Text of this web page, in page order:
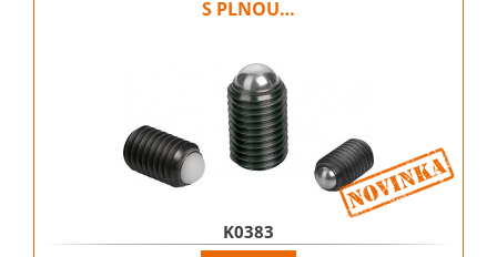
S PLNOU…
K0383